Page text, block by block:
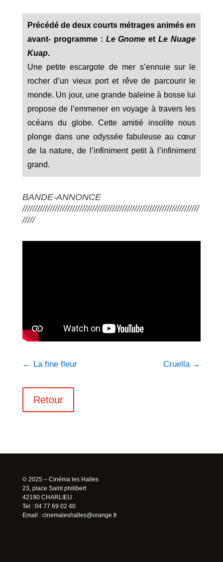
Précédé de deux courts métrages animés en
avant- programme : Le Gnome etLe Nuage
Kuap.
Une petite escargote de mer s’ennuie sur le
rocher d’un vieux port et rêve de parcourir le
monde. Un jour, une grande baleine à bosse lui
propose de l’emmener en voyage à travers les
océans du globe. Cette amitié insolite nous
plonge dans une odyssée fabuleuse au cœur
de la nature, de l’infiniment petit à l’infiniment
grand.
BANDE-ANNONCE
///////////////////////////////////////////////////////////////////////
/////
← La fine fleur Cruella →
Retour
© 2025 – Cinéma les Halles
23, place Saint philibert
42190 CHARLIEU
Tel : 04 77 69 02 40
Email : cinemaleshalles@orange.fr